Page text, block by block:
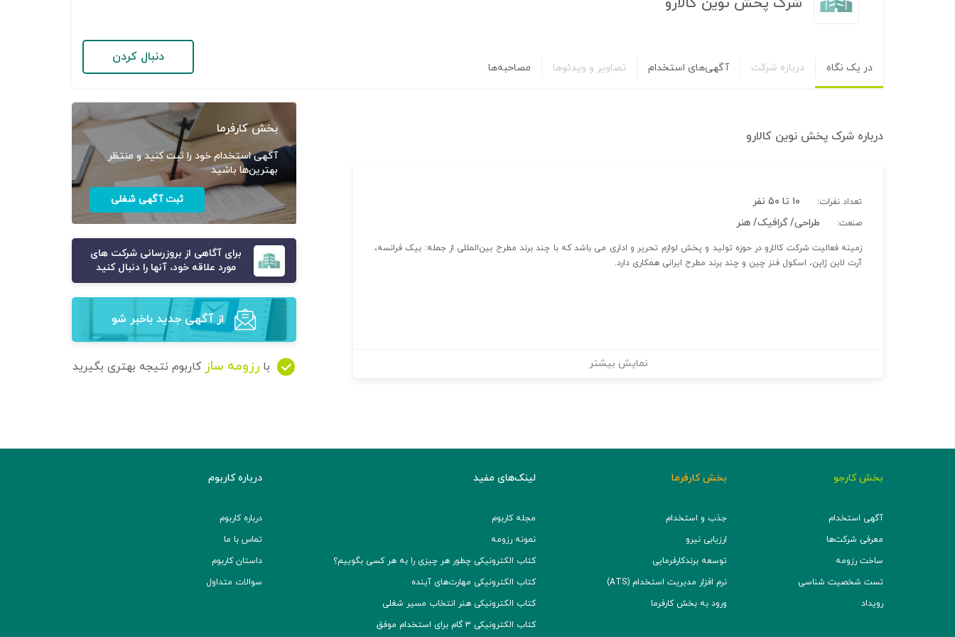
در یک نگاه درباره شرکت آگهی‌های استخدام تصاویر و ویدئوها مصاحبه‌ها
دنبال کردن
درباره شرک پخش نوین کالارو
تعداد نفرات: ۱۰ تا ۵۰ نفر
صنعت: طراحی/ گرافیک/ هنر
زمینه فعالیت شرکت کالارو در حوزه تولید و پخش لوازم تحریر و اداری می باشد که با چند برند مطرح بین‌المللی از جمله: بیک فرانسه،
آرت لاین ژاپن، اسکول فنز چین و چند برند مطرح ایرانی همکاری دارد.
نمایش بیشتر
بخش کارفرما
آگهی استخدام خود را ثبت کنید و منتظر
بهترین‌ها باشید
ثبت آگهی شغلی
برای آگاهی از بروزرسانی شرکت های
مورد علاقه خود، آنها را دنبال کنید
از آگهی‌ جدید باخبر شو
با رزومه ساز کاربوم نتیجه بهتری بگیرید
بخش کارجو
آگهی استخدام
معرفی شرکت‌ها
ساخت رزومه
تست شخصیت شناسی
رویداد
بخش کارفرما
جذب و استخدام
ارزیابی نیرو
توسعه برند‌کارفرمایی
نرم افزار مدیریت استخدام (ATS)
ورود به بخش کارفرما
لینک‌های مفید
مجله کاربوم
نمونه رزومه
کتاب الکترونیکی چطور هر چیزی را به هر کسی بگوییم؟
کتاب الکترونیکی مهارت‌های آینده
کتاب الکترونیکی هنر انتخاب مسیر شغلی
کتاب الکترونیکی ۳ گام برای استخدام موفق
درباره کاربوم
درباره کاربوم
تماس با ما
داستان کاربوم
سوالات متداول